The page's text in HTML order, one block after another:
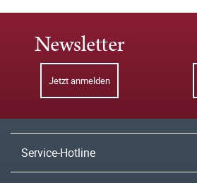
Newsletter
Jetzt anmelden
Service-Hotline